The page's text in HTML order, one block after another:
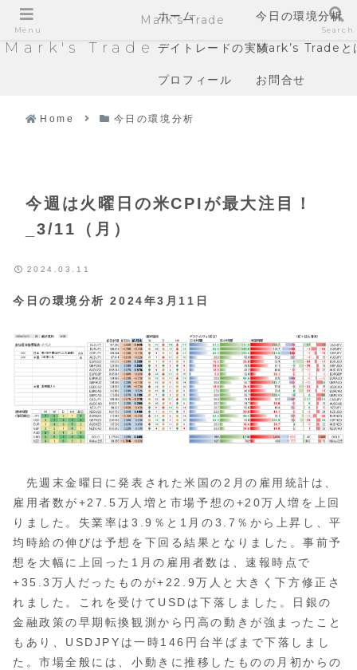
Mark's Trade
ホーム 今日の環境分析
デイトレードの実績Mark’s Tradeと
プロフィール お問合せ
Home 今日の環境分析
今週は火曜日の米CPIが最大注目！
_3/11（月）
2024.03.11
今日の環境分析 2024年3月11日
先週末金曜日に発表された米国の2月の雇用統計は、
雇用者数が+27.5万人増と市場予想の+20万人増を上回
りました。失業率は3.9％と1月の3.7％から上昇し、平
均時給の伸びは予想を下回る結果となりました。事前予
想を大幅に上回った1月の雇用者数は、速報時点で
+35.3万人だったものが+22.9万人と大きく下方修正さ
れました。これを受けてUSDは下落しました。日銀の
金融政策の早期転換観測から円高の動きが強まったこと
もあり、USDJPYは一時146円台半ばまで下落しまし
た。市場全般には、小動きに推移したものの月初からの
Menu
Mark's Trade
Search